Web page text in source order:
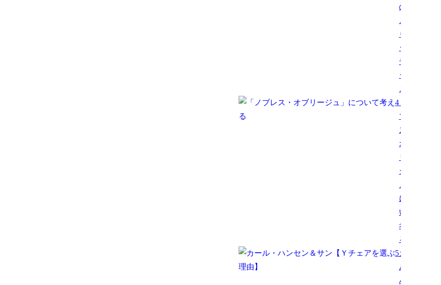
の？】
こっそ
りメリ
ット・
デメリ
ットを
ご紹介
4
ブレ
ス・
オブ
リー
ジ
につ
いて
考え
る
5カー
ル・
ハン